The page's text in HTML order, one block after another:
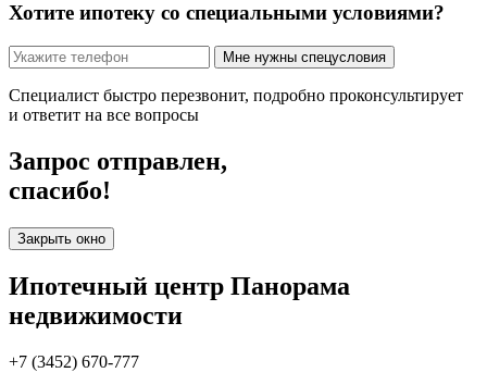
Хотите ипотеку со специальными условиями?
Мне нужны спецусловия
Специалист быстро перезвонит, подробно проконсультирует
и ответит на все вопросы
Запрос отправлен,
спасибо!
Закрыть окно
Ипотечный центр Панорама
недвижимости
+7 (3452) 670-777